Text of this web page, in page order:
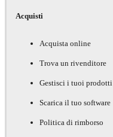
Acquisti
Acquista online
Trova un rivenditore
Gestisci i tuoi prodotti
Scarica il tuo software
Politica di rimborso